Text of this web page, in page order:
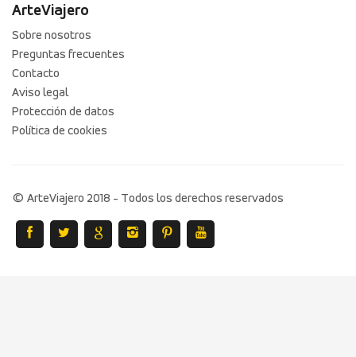
ArteViajero
Sobre nosotros
Preguntas frecuentes
Contacto
Aviso legal
Protección de datos
Política de cookies
© ArteViajero 2018 - Todos los derechos reservados